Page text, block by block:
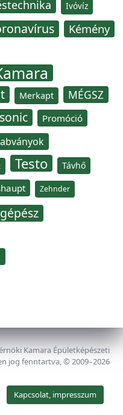
Ivóvíz
Kémény
Merkapt MÉGSZ
Promóció
Testo Távhő
Zehnder
Kamara Épületképészeti
jog fenntartva, © 2009–2026
Kapcsolat, impresszum